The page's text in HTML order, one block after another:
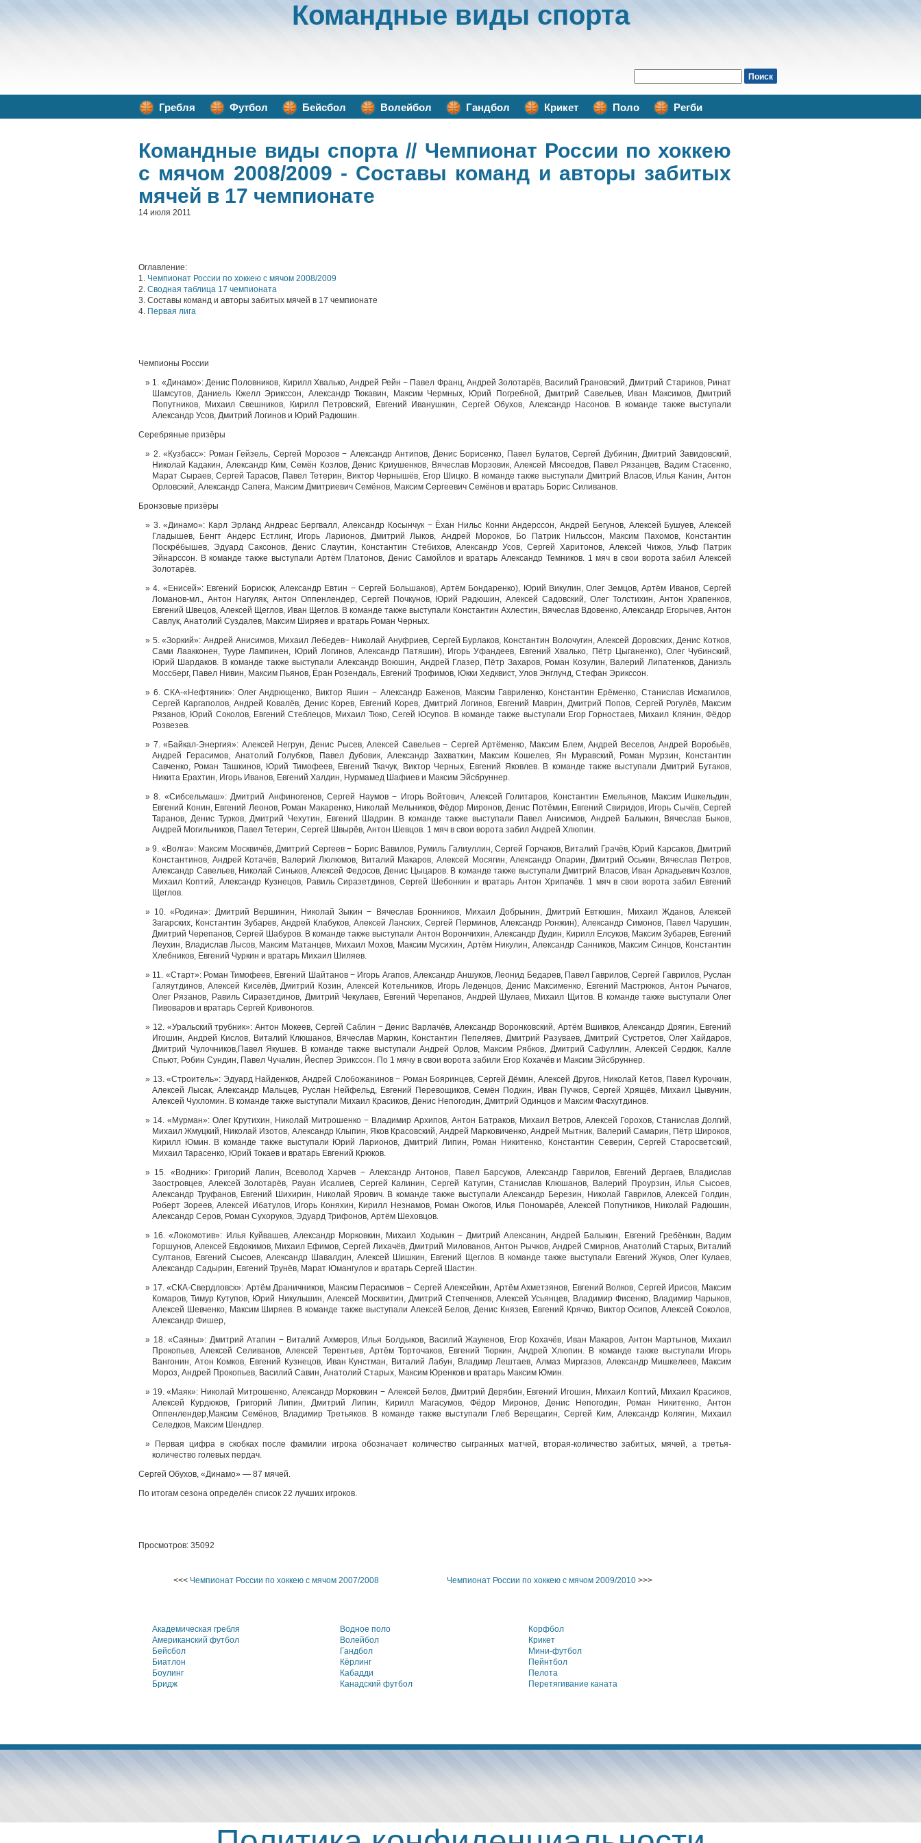
Командные виды спорта
Гребля Футбол Бейсбол Волейбол Гандбол Крикет Поло Регби
Командные виды спорта // Чемпионат России по хоккею
с мячом 2008/2009 - Составы команд и авторы забитых
мячей в 17 чемпионате
14 июля 2011
Оглавление:
1. Чемпионат России по хоккею с мячом 2008/2009
2. Сводная таблица 17 чемпионата
3. Составы команд и авторы забитых мячей в 17 чемпионате
4. Первая лига
Чемпионы России
1. «Динамо»: Денис Половников, Кирилл Хвалько, Андрей Рейн − Павел Франц, Андрей Золотарёв, Василий Грановский, Дмитрий Стариков, Ринат
Шамсутов, Даниель Кжелл Эрикссон, Александр Тюкавин, Максим Чермных, Юрий Погребной, Дмитрий Савельев, Иван Максимов, Дмитрий
Попутников, Михаил Свешников, Кирилл Петровский, Евгений Иванушкин, Сергей Обухов, Александр Насонов. В команде также выступали
Александр Усов, Дмитрий Логинов и Юрий Радюшин.
Серебряные призёры
2. «Кузбасс»: Роман Гейзель, Сергей Морозов − Александр Антипов, Денис Борисенко, Павел Булатов, Сергей Дубинин, Дмитрий Завидовский,
Николай Кадакин, Александр Ким, Семён Козлов, Денис Криушенков, Вячеслав Морзовик, Алексей Мясоедов, Павел Рязанцев, Вадим Стасенко,
Марат Сыраев, Сергей Тарасов, Павел Тетерин, Виктор Чернышёв, Егор Шицко. В команде также выступали Дмитрий Власов, Илья Канин, Антон
Орловский, Александр Сапега, Максим Дмитриевич Семёнов, Максим Сергеевич Семёнов и вратарь Борис Силиванов.
Бронзовые призёры
3. «Динамо»: Карл Эрланд Андреас Бергвалл, Александр Косынчук − Ёхан Нильс Конни Андерссон, Андрей Бегунов, Алексей Бушуев, Алексей
Гладышев, Бенгт Андерс Естлинг, Игорь Ларионов, Дмитрий Лыков, Андрей Мороков, Бо Патрик Нильссон, Максим Пахомов, Константин
Поскрёбышев, Эдуард Саксонов, Денис Слаутин, Константин Стебихов, Александр Усов, Сергей Харитонов, Алексей Чижов, Ульф Патрик
Эйнарссон. В команде также выступали Артём Платонов, Денис Самойлов и вратарь Александр Темников. 1 мяч в свои ворота забил Алексей
Золотарёв.
4. «Енисей»: Евгений Борисюк, Александр Евтин − Сергей Большаков), Артём Бондаренко), Юрий Викулин, Олег Земцов, Артём Иванов, Сергей
Ломанов-мл., Антон Нагуляк, Антон Оппенлендер, Сергей Почкунов, Юрий Радюшин, Алексей Садовский, Олег Толстихин, Антон Храпенков,
Евгений Швецов, Алексей Щеглов, Иван Щеглов. В команде также выступали Константин Ахлестин, Вячеслав Вдовенко, Александр Егорычев, Антон
Савлук, Анатолий Суздалев, Максим Ширяев и вратарь Роман Черных.
5. «Зоркий»: Андрей Анисимов, Михаил Лебедев− Николай Ануфриев, Сергей Бурлаков, Константин Волочугин, Алексей Доровских, Денис Котков,
Сами Лаакконен, Тууре Лампинен, Юрий Логинов, Александр Патяшин), Игорь Уфандеев, Евгений Хвалько, Пётр Цыганенко), Олег Чубинский,
Юрий Шардаков. В команде также выступали Александр Воюшин, Андрей Глазер, Пётр Захаров, Роман Козулин, Валерий Липатенков, Даниэль
Моссберг, Павел Нивин, Максим Пьянов, Ёран Розендаль, Евгений Трофимов, Юкки Хедквист, Улов Энглунд, Стефан Эрикссон.
6. СКА-«Нефтяник»: Олег Андрющенко, Виктор Яшин − Александр Баженов, Максим Гавриленко, Константин Ерёменко, Станислав Исмагилов,
Сергей Каргаполов, Андрей Ковалёв, Денис Корев, Евгений Корев, Дмитрий Логинов, Евгений Маврин, Дмитрий Попов, Сергей Рогулёв, Максим
Рязанов, Юрий Соколов, Евгений Стеблецов, Михаил Тюко, Сегей Юсупов. В команде также выступали Егор Горностаев, Михаил Клянин, Фёдор
Розвезев.
7. «Байкал-Энергия»: Алексей Негрун, Денис Рысев, Алексей Савельев − Сергей Артёменко, Максим Блем, Андрей Веселов, Андрей Воробьёв,
Андрей Герасимов, Анатолий Голубков, Павел Дубовик, Александр Захваткин, Максим Кошелев, Ян Муравский, Роман Мурзин, Константин
Савченко, Роман Ташкинов, Юрий Тимофеев, Евгений Ткачук, Виктор Черных, Евгений Яковлев. В команде также выступали Дмитрий Бутаков,
Никита Ерахтин, Игорь Иванов, Евгений Халдин, Нурмамед Шафиев и Максим Эйсбруннер.
8. «Сибсельмаш»: Дмитрий Анфиногенов, Сергей Наумов − Игорь Войтович, Алексей Голитаров, Константин Емельянов, Максим Ишкельдин,
Евгений Конин, Евгений Леонов, Роман Макаренко, Николай Мельников, Фёдор Миронов, Денис Потёмин, Евгений Свиридов, Игорь Сычёв, Сергей
Таранов, Денис Турков, Дмитрий Чехутин, Евгений Шадрин. В команде также выступали Павел Анисимов, Андрей Балыкин, Вячеслав Быков,
Андрей Могильников, Павел Тетерин, Сергей Швырёв, Антон Шевцов. 1 мяч в свои ворота забил Андрей Хлюпин.
9. «Волга»: Максим Москвичёв, Дмитрий Сергеев − Борис Вавилов, Румиль Галиуллин, Сергей Горчаков, Виталий Грачёв, Юрий Карсаков, Дмитрий
Константинов, Андрей Котачёв, Валерий Люлюмов, Виталий Макаров, Алексей Мосягин, Александр Опарин, Дмитрий Оськин, Вячеслав Петров,
Александр Савельев, Николай Синьков, Алексей Федосов, Денис Цыцаров. В команде также выступали Дмитрий Власов, Иван Аркадьевич Козлов,
Михаил Коптий, Александр Кузнецов, Равиль Сиразетдинов, Сергей Шебонкин и вратарь Антон Хрипачёв. 1 мяч в свои ворота забил Евгений
Щеглов.
10. «Родина»: Дмитрий Вершинин, Николай Зыкин − Вячеслав Бронников, Михаил Добрынин, Дмитрий Евтюшин, Михаил Жданов, Алексей
Загарских, Константин Зубарев, Андрей Клабуков, Алексей Ланских, Сергей Перминов, Александр Ронжин), Александр Симонов, Павел Чарушин,
Дмитрий Черепанов, Сергей Шабуров. В команде также выступали Антон Ворончихин, Александр Дудин, Кирилл Елсуков, Максим Зубарев, Евгений
Леухин, Владислав Лысов, Максим Матанцев, Михаил Мохов, Максим Мусихин, Артём Никулин, Александр Санников, Максим Синцов, Константин
Хлебников, Евгений Чуркин и вратарь Михаил Шиляев.
11. «Старт»: Роман Тимофеев, Евгений Шайтанов − Игорь Агапов, Александр Аншуков, Леонид Бедарев, Павел Гаврилов, Сергей Гаврилов, Руслан
Галяутдинов, Алексей Киселёв, Дмитрий Козин, Алексей Котельников, Игорь Леденцов, Денис Максименко, Евгений Мастрюков, Антон Рычагов,
Олег Рязанов, Равиль Сиразетдинов, Дмитрий Чекулаев, Евгений Черепанов, Андрей Шулаев, Михаил Щитов. В команде также выступали Олег
Пивоваров и вратарь Сергей Кривоногов.
12. «Уральский трубник»: Антон Мокеев, Сергей Саблин − Денис Варлачёв, Александр Воронковский, Артём Вшивков, Александр Дрягин, Евгений
Игошин, Андрей Кислов, Виталий Клюшанов, Вячеслав Маркин, Константин Пепеляев, Дмитрий Разуваев, Дмитрий Сустретов, Олег Хайдаров,
Дмитрий Чулочников,Павел Якушев. В команде также выступали Андрей Орлов, Максим Рябков, Дмитрий Сафуллин, Алексей Сердюк, Калле
Спьют, Робин Сундин, Павел Чучалин, Йеспер Эрикссон. По 1 мячу в свои ворота забили Егор Кохачёв и Максим Эйсбруннер.
13. «Строитель»: Эдуард Найденков, Андрей Слобожанинов − Роман Бояринцев, Сергей Дёмин, Алексей Другов, Николай Кетов, Павел Курочкин,
Алексей Лысак, Александр Мальцев, Руслан Нейфельд, Евгений Перевощиков, Семён Подкин, Иван Пучков, Сергей Хрящёв, Михаил Цывунин,
Алексей Чухломин. В команде также выступали Михаил Красиков, Денис Непогодин, Дмитрий Одинцов и Максим Фасхутдинов.
14. «Мурман»: Олег Крутихин, Николай Митрошенко − Владимир Архипов, Антон Батраков, Михаил Ветров, Алексей Горохов, Станислав Долгий,
Михаил Жмуцкий, Николай Изотов, Александр Клыпин, Яков Красовский, Андрей Марковиченко, Андрей Мытник, Валерий Самарин, Пётр Широков,
Кирилл Юмин. В команде также выступали Юрий Ларионов, Дмитрий Липин, Роман Никитенко, Константин Северин, Сергей Старосветский,
Михаил Тарасенко, Юрий Токаев и вратарь Евгений Крюков.
15. «Водник»: Григорий Лапин, Всеволод Харчев − Александр Антонов, Павел Барсуков, Александр Гаврилов, Евгений Дергаев, Владислав
Заостровцев, Алексей Золотарёв, Рауан Исалиев, Сергей Калинин, Сергей Катугин, Станислав Клюшанов, Валерий Проурзин, Илья Сысоев,
Александр Труфанов, Евгений Шихирин, Николай Ярович. В команде также выступали Александр Березин, Николай Гаврилов, Алексей Голдин,
Роберт Зореев, Алексей Ибатулов, Игорь Коняхин, Кирилл Незнамов, Роман Ожогов, Илья Пономарёв, Алексей Попутников, Николай Радюшин,
Александр Серов, Роман Сухоруков, Эдуард Трифонов, Артём Шеховцов.
16. «Локомотив»: Илья Куйвашев, Александр Морковкин, Михаил Ходыкин − Дмитрий Алексанин, Андрей Балыкин, Евгений Гребёнкин, Вадим
Горшунов, Алексей Евдокимов, Михаил Ефимов, Сергей Лихачёв, Дмитрий Милованов, Антон Рычков, Андрей Смирнов, Анатолий Старых, Виталий
Султанов, Евгений Сысоев, Александр Шавалдин, Алексей Шишкин, Евгений Щеглов. В команде также выступали Евгений Жуков, Олег Кулаев,
Александр Садырин, Евгений Трунёв, Марат Юмангулов и вратарь Сергей Шастин.
17. «СКА-Свердловск»: Артём Драничников, Максим Перасимов − Сергей Алексейкин, Артём Ахметзянов, Евгений Волков, Сергей Ирисов, Максим
Комаров, Тимур Кутупов, Юрий Никульшин, Алексей Москвитин, Дмитрий Степченков, Алексей Усьянцев, Владимир Фисенко, Владимир Чарыков,
Алексей Шевченко, Максим Ширяев. В команде также выступали Алексей Белов, Денис Князев, Евгений Крячко, Виктор Осипов, Алексей Соколов,
Александр Фишер,
18. «Саяны»: Дмитрий Атапин − Виталий Ахмеров, Илья Болдыков, Василий Жаукенов, Егор Кохачёв, Иван Макаров, Антон Мартынов, Михаил
Прокопьев, Алексей Селиванов, Алексей Терентьев, Артём Торточаков, Евгений Тюркин, Андрей Хлюпин. В команде также выступали Игорь
Вангонин, Атон Комков, Евгений Кузнецов, Иван Кунстман, Виталий Лабун, Владимр Лештаев, Алмаз Миргазов, Александр Мишкелеев, Максим
Мороз, Андрей Прокопьев, Василий Савин, Анатолий Старых, Максим Юренков и вратарь Максим Юмин.
19. «Маяк»: Николай Митрошенко, Александр Морковкин − Алексей Белов, Дмитрий Дерябин, Евгений Игошин, Михаил Коптий, Михаил Красиков,
Алексей Курдюков, Григорий Липин, Дмитрий Липин, Кирилл Магасумов, Фёдор Миронов, Денис Непогодин, Роман Никитенко, Антон
Оппенлендер,Максим Семёнов, Владимир Третьяков. В команде также выступали Глеб Верещагин, Сергей Ким, Александр Колягин, Михаил
Селедков, Максим Шендлер.
Первая цифра в скобках после фамилии игрока обозначает количество сыгранных матчей, вторая-количество забитых, мячей, а третья-
количество голевых пердач.
Сергей Обухов, «Динамо» — 87 мячей.
По итогам сезона определён список 22 лучших игроков.
Просмотров: 35092
<<< Чемпионат России по хоккею с мячом 2007/2008 Чемпионат России по хоккею с мячом 2009/2010>>>
Академическая гребля
Американский футбол
Бейсбол
Биатлон
Боулинг
Бридж
Водное поло
Волейбол
Гандбол
Кёрлинг
Кабадди
Канадский футбол
Корфбол
Крикет
Мини-футбол
Пейнтбол
Пелота
Перетягивание каната